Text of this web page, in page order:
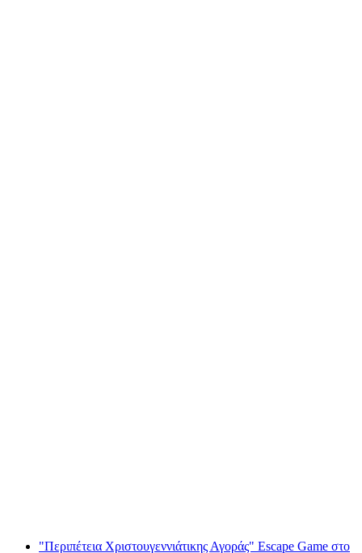
"Περιπέτεια Χριστουγεννιάτικης Αγοράς" Escape Game στο